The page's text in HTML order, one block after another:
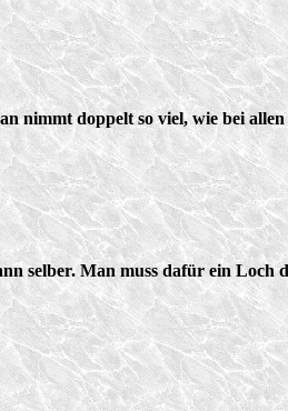
nimmt doppelt so viel, wie bei
selber. Man muss dafür ein Loch